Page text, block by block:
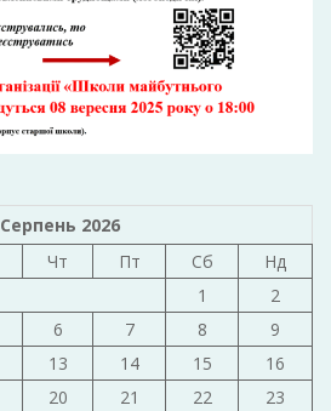
Серпень 2026
Чт Пт Сб
Нд
1
2
6 7 8
9
13 14 15
16
20 21 22
23